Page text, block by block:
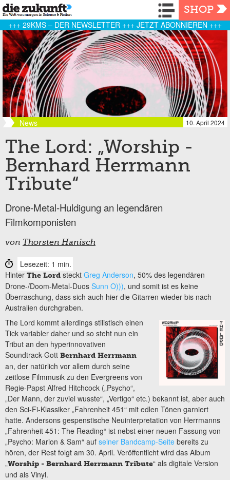
Navigation
SHOP
+++ 29KMS – DER NEWSLETTER +++ JETZT ABONNIEREN +++
News 10. April 2024
The Lord: „Worship -
Bernhard Herrmann
Tribute“
Drone-Metal-Huldigung an legendären
Filmkomponisten
von Thorsten Hanisch
Lesezeit: 1 min.
Hinter The Lord steckt Greg Anderson, 50% des legendären
Drone-/Doom-Metal-Duos Sunn O))), und somit ist es keine
Überraschung, dass sich auch hier die Gitarren wieder bis nach
Australien durchgraben.
The Lord kommt allerdings stilistisch einen
Tick variabler daher und so steht nun ein
Tribut an den hyperinnovativen
Soundtrack-Gott Bernhard Herrmann
an, der natürlich vor allem durch seine
zeitlose Filmmusik zu den Evergreens von
Regie-Papst Alfred Hitchcock („Psycho“,
„Der Mann, der zuviel wusste“, „Vertigo“ etc.) bekannt ist, aber auch
den Sci-Fi-Klassiker „Fahrenheit 451“ mit edlen Tönen garniert
hatte. Andersons gespenstische Neuinterpretation von Herrmanns
„Fahrenheit 451: The Reading“ ist nebst einer neuen Fassung von
„Psycho: Marion & Sam“ auf seiner Bandcamp-Seite bereits zu
hören, der Rest folgt am 30. April. Veröffentlicht wird das Album
„Worship - Bernhard Herrmann Tribute“ als digitale Version
und als Vinyl.